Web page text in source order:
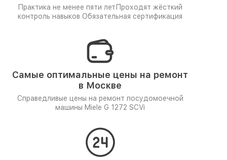
Практика не менее пяти лет Проходят жёсткий
контроль навыков Обязательная сертификация
Самые оптимальные цены на ремонт
в Москве
Справедливые цены на ремонт посудомоечной
машины Miele G 1272 SCVi